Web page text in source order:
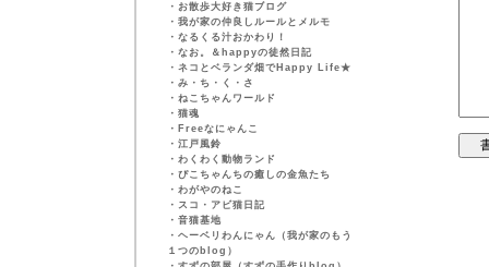
・ お散歩大好き猫ブログ
・ 我が家の仲良しルールとメルモ
・ なるくる汁おかわり！
・ なお。＆happyの徒然日記
・ ネコとベランダ畑でHappy Life★
・ み・ち・く・さ
・ ねこちゃんワールド
・ 猫魂
・ Freeなにゃんこ
・ 江戸風鈴
・ わくわく動物ランド
・ ぴこちゃんちの癒しの金魚たち
・ わがやのねこ
・ スコ・アビ猫日記
・ 音猫基地
・ ヘーベリわんにゃん（我が家のもう
１つのblog）